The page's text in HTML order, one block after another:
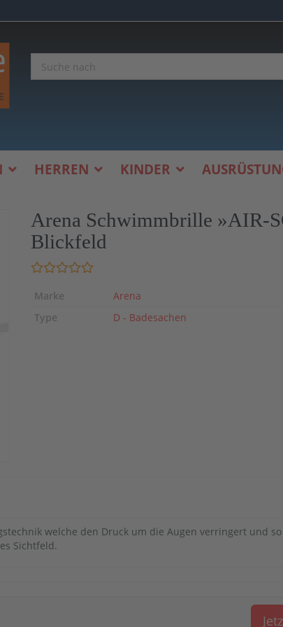
HERREN KINDER
Arena Schwimmbrille »AIR-
Blickfeld
Marke
Arena
Type
D - Badesachen
welche den Druck um die Augen verringert und
Sichtfeld.